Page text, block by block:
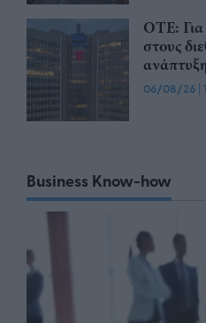
ΟΤΕ: Για
στους
06/08/26 |
Business Know-how